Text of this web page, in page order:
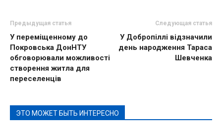
Предыдущая статья
У переміщенному до
Покровська ДонНТУ
обговорювали можливості
створення житла для
переселенців
Следующая статья
У Добропіллі відзначили
день народження Тараса
Шевченка
ЭТО МОЖЕТ БЫТЬ ИНТЕРЕСНО